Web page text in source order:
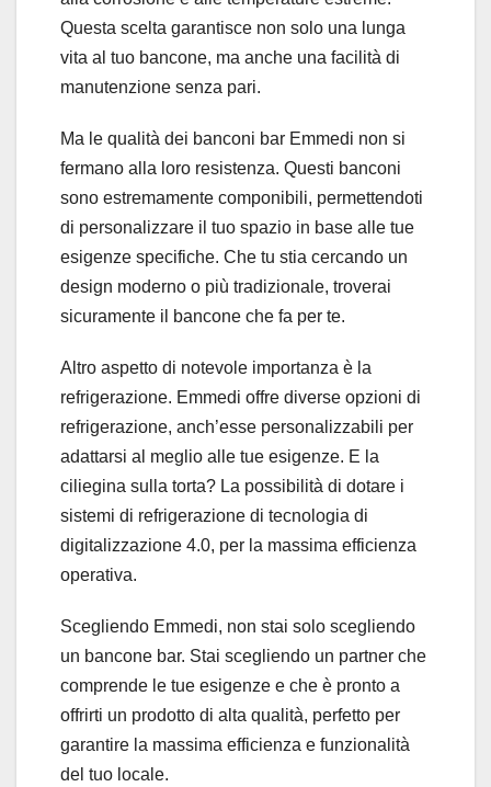
Questa scelta garantisce non solo una lunga
vita al tuo bancone, ma anche una facilità di
manutenzione senza pari.
Ma le qualità dei banconi bar Emmedi non si
fermano alla loro resistenza. Questi banconi
sono estremamente componibili, permettendoti
di personalizzare il tuo spazio in base alle tue
esigenze specifiche. Che tu stia cercando un
design moderno o più tradizionale, troverai
sicuramente il bancone che fa per te.
Altro aspetto di notevole importanza è la
refrigerazione. Emmedi offre diverse opzioni di
refrigerazione, anch’esse personalizzabili per
adattarsi al meglio alle tue esigenze. E la
ciliegina sulla torta? La possibilità di dotare i
sistemi di refrigerazione di tecnologia di
digitalizzazione 4.0, per la massima efficienza
operativa.
Scegliendo Emmedi, non stai solo scegliendo
un bancone bar. Stai scegliendo un partner che
comprende le tue esigenze e che è pronto a
offrirti un prodotto di alta qualità, perfetto per
garantire la massima efficienza e funzionalità
del tuo locale.